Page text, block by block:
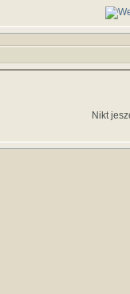
Nikt